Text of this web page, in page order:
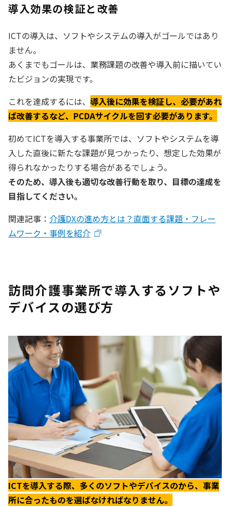
導入効果の検証と改善
ICTの導入は、ソフトやシステムの導入がゴールではあり
ません。
あくまでもゴールは、業務課題の改善や導入前に描いてい
たビジョンの実現です。
これを達成するには、 導入後に効果を検証し、必要があれ
ば改善するなど、PCDAサイクルを回す必要があります。
初めてICTを導入する事業所では、ソフトやシステムを導
入した直後に新たな課題が見つかったり、想定した効果が
得られなかったりする場合があるでしょう。
そのため、導入後も適切な改善行動を取り、目標の達成を
目指してください。
関連記事： 介護DXの進め方とは？直面する課題・フレー
ムワーク・事例を紹介
訪問介護事業所で導入するソフトや
デバイスの選び方
ICTを導入する際、多くのソフトやデバイスのから、事業
所に合ったものを選ばなければなりません。